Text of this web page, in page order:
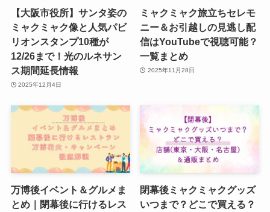
【大阪市役所】サンタ姿の
ミャクミャク像と人気パビ
リオンスタンプ10種が
12/26まで！光のルネサン
ス期間延長情報
2025年12月4日
ミャクミャク旅立ちセレモ
ニー＆お引越しの見逃し配
信はYouTubeで視聴可能？
一覧まとめ
2025年11月28日
万博後イベント＆グルメま
とめ｜閉幕後に行けるレス
閉幕後ミャクミャクグッズ
いつまで？どこで買える？